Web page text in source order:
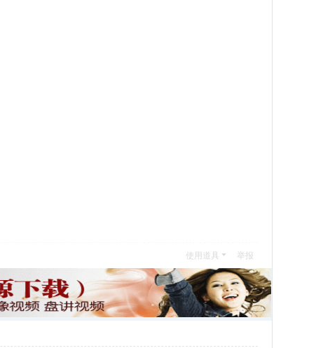
使用道具 举报